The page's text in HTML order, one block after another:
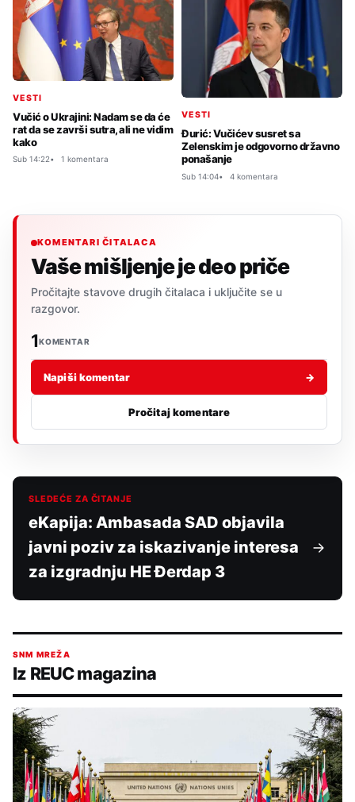
VESTI
Vučić o Ukrajini: Nadam se da će
rat da se završi sutra, ali ne vidim
kako
Sub 14:22 1 komentara
VESTI
Đurić: Vučićev susret sa
Zelenskim je odgovorno državno
ponašanje
Sub 14:04 4 komentara
KOMENTARI ČITALACA
Vaše mišljenje je deo priče
Pročitajte stavove drugih čitalaca i uključite se u
razgovor.
1KOMENTAR
Napiši komentar →
Pročitaj komentare
SLEDEĆE ZA ČITANJE
eKapija: Ambasada SAD objavila
javni poziv za iskazivanje interesa
za izgradnju HE Đerdap 3
SNM MREŽA
Iz REUC magazina